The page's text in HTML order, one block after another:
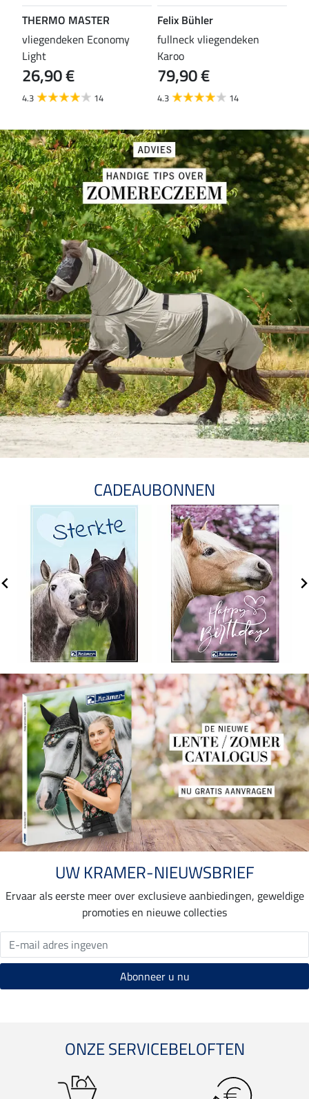
THERMO MASTER
vliegendeken Economy
Light
26,90 €
4.3 14
Felix Bühler
fullneck vliegendeken
Karoo
79,90 €
4.3 14
CADEAUBONNEN
UW KRAMER-NIEUWSBRIEF
Ervaar als eerste meer over exclusieve aanbiedingen, geweldige
promoties en nieuwe collecties
ONZE SERVICEBELOFTEN